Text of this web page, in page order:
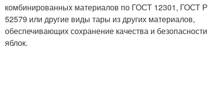
комбинированных материалов по ГОСТ 12301, ГОСТ Р
52579 или другие виды тары из других материалов,
обеспечивающих сохранение качества и безопасности
яблок.